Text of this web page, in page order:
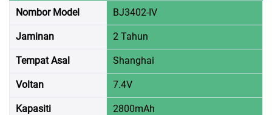
Nombor Model BJ3402-IV
Jaminan 2 Tahun
Tempat Asal Shanghai
Voltan 7.4V
Kapasiti 2800mAh